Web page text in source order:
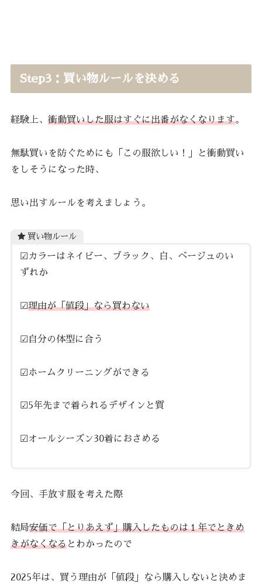
Step3：買い物ルールを決める
経験上、衝動買いした服はすぐに出番がなくなります。
無駄買いを防ぐためにも「この服欲しい！」と衝動買い
をしそうになった時、
思い出すルールを考えましょう。
買い物ルール
☑︎カラーはネイビー、ブラック、白、ベージュのい
ずれか
☑︎理由が「値段」なら買わない
☑︎自分の体型に合う
☑︎ホームクリーニングができる
☑︎5年先まで着られるデザインと質
☑︎オールシーズン30着におさめる
今回、手放す服を考えた際
結局安価で「とりあえず」購入したものは１年でときめ
きがなくなるとわかったので
2025年は、買う理由が「値段」なら購入しないと決めま